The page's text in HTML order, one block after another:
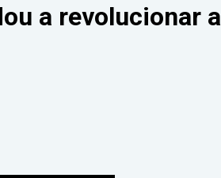
a revolucionar a